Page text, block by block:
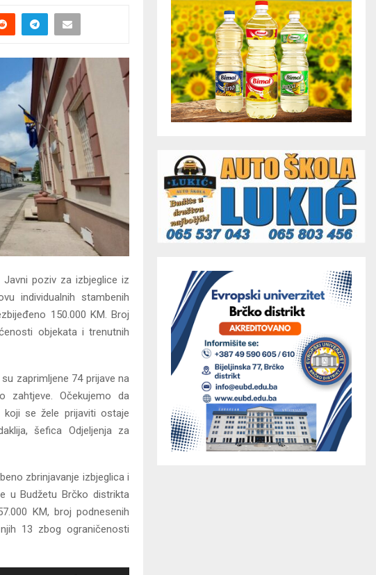
Javni poziv za izbjeglice iz
individualnih stambenih
150.000 KM. Broj
objekata i trenutnih
zaprimljene 74 prijave na
zahtjeve. Očekujemo da
se žele prijaviti ostaje
šefica Odjeljenja za
zbrinjavanje izbjeglica i
u Budžetu Brčko distrikta
KM, broj podnesenih
13 zbog ograničenosti